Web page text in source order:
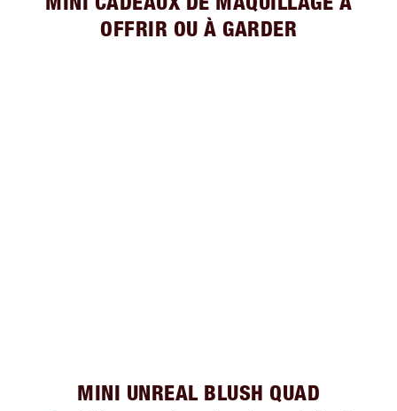
OFFRIR OU À GARDER
MINI UNREAL BLUSH QUAD